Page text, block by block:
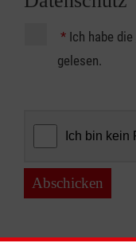
* Ich habe die
gelesen.
Abschicken